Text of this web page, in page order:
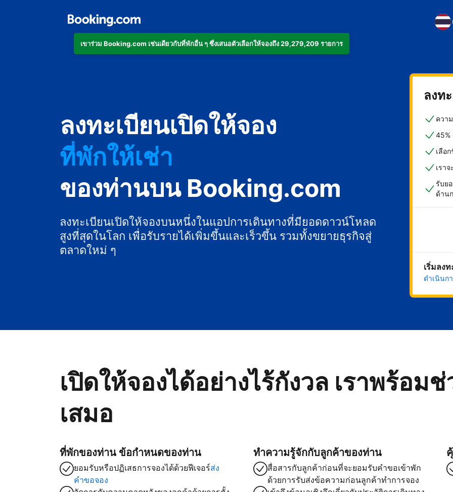
เข้าร่วม Booking.com เช่นเดียวกับที่พักอื่น ๆ ซึ่งเสนอตัวเลือกให้จองถึง 29,279,209 รายการ
ลงทะเบียนเปิดให้จอง
โรงแรม
ที่พักให้เช่า
เกสต์เฮาส์
บีแอนด์บี
ของท่านบน Booking.com
ลงทะเบียนเปิดให้จองบนหนึ่งในแอปการเดินทางที่มียอดดาวน์โหลด
สูงที่สุดในโลก เพื่อรับรายได้เพิ่มขึ้นและเร็วขึ้น รวมทั้งขยายธุรกิจสู่
ตลาดใหม่ ๆ
ลงท
ควา
45%
เลือ
เรา
รับย
ด้าน
เริ่มลง
ดำเนินก
เปิดให้จองได้อย่างไร้กังวล เราพร้อม
เสมอ
ที่พักของท่าน ข้อกำหนดของท่าน
ยอมรับหรือปฏิเสธการจองได้ด้วยฟีเจอร์ส่ง
คำขอจอง
ทำความรู้จักกับลูกค้าของท่าน
สื่อสารกับลูกค้าก่อนที่จะยอมรับคำขอเข้าพัก
ด้วยการรับส่งข้อความก่อนลูกค้าทำการจอง